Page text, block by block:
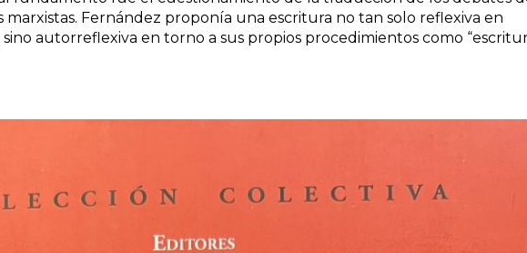
marxistas. Fernández proponía una escritura no tan solo reflexiva en
autorreflexiva en torno a sus propios procedimientos como